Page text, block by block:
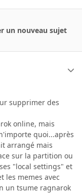
un nouveau sujet
supprimer des
online, mais
quoi...après
arrangé mais
sur la partition ou
"local settings" et
les memes avec
un tsume ragnarok